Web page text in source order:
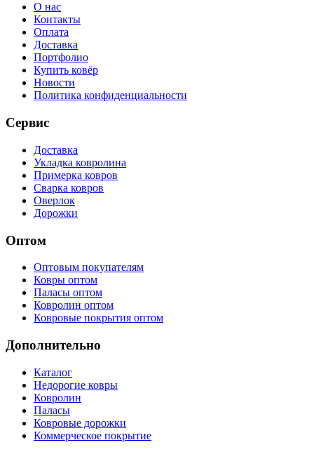
О нас
Контакты
Оплата
Доставка
Портфолио
Купить ковёр
Новости
Политика конфиденциальности
Сервис
Доставка
Укладка ковролина
Примерка ковров
Сварка ковров
Оверлок
Дорожки
Оптом
Оптовым покупателям
Ковры оптом
Паласы оптом
Ковролин оптом
Ковровые покрытия оптом
Дополнительно
Каталог
Недорогие ковры
Ковролин
Паласы
Ковровые дорожки
Коммерческое покрытие